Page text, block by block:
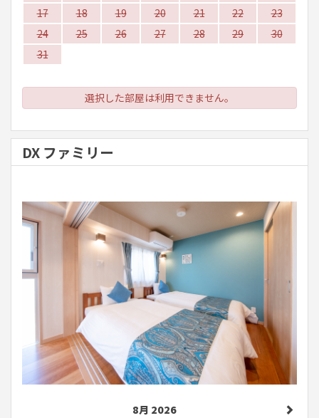
17
18 19 20 21 22
23
24
25 26 27 28 29
30
31
選択した部屋は利用できません。
DX ファミリー
8月 2026